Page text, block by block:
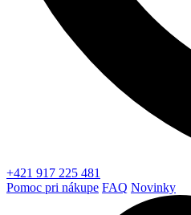
+421 917 225 481
Pomoc pri nákupe FAQ Novinky